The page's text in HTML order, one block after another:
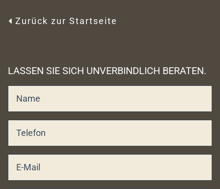
 Zurück zur Startseite
LASSEN SIE SICH UNVERBINDLICH BERATEN.